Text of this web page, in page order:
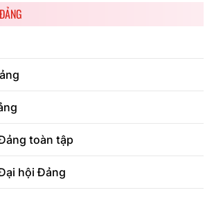
toàn tập
hội Đảng